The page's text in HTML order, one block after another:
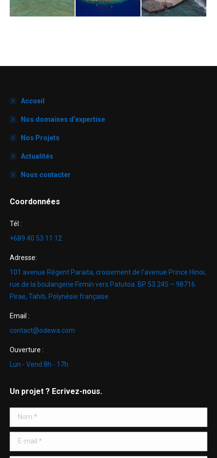
Accueil
Nos domaines d’expertise
Nos Projets
Actualités
Nous contacter
Coordonnées
Tél :
+689 40 53 11 12
Adresse:
101 avenue Régent Paraita, croisement de l'avenue Prince Hinoi,
rue de la boulangerie Firmin vers Patutoa. BP 53 245 – 98716
Pirae, Tahiti, Polynésie française
Email :
contact@odewa.com
Ouverture :
Lun - Vend 8h - 17h
Un projet ? Ecrivez-nous.
Nom *
E-mail *